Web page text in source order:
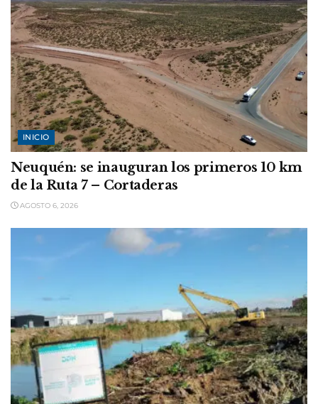
INICIO
Neuquén: se inauguran los primeros 10 km
de la Ruta 7 – Cortaderas
AGOSTO 6, 2026